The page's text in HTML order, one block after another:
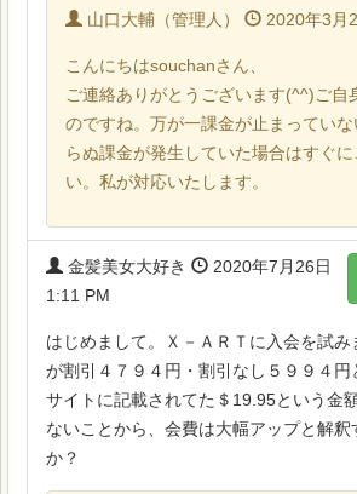
山口大輔（管理人） 2020年3月
こんにちはsouchanさん、
ご連絡ありがとうございます(^^)ご自
のですね。万が一課金が止まってい
らぬ課金が発生していた場合はすぐに
い。私が対応いたします。
金髪美女大好き
2020年7月26日
1:11 PM
はじめまして。Ｘ－ＡＲＴに入会を試
が割引４７９４円・割引なし５９９４円
サイトに記載されてた＄19.95という金
ないことから、会費は大幅アップと解釈
か？